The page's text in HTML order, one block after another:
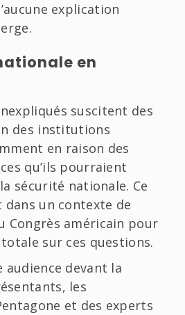
explication
en
suscitent des
des institutions
en raison des
qu’ils pourraient
sécurité nationale. Ce
un contexte de
Congrès américain pour
sur ces questions.
audience devant la
les
et des experts